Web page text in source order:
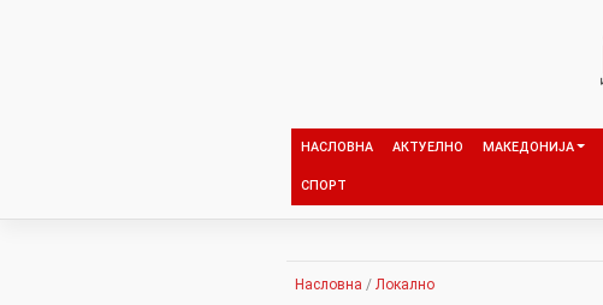
НАСЛОВНА АКТУЕЛНО МАКЕДОНИЈА
СПОРТ
Насловна / Локално